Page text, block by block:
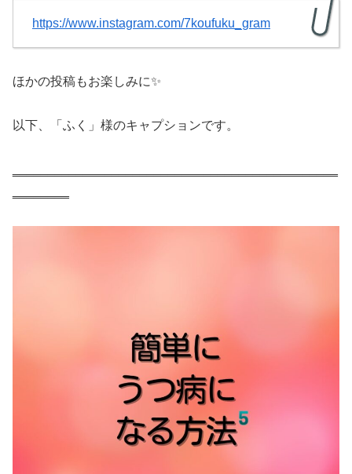
https://www.instagram.com/7koufuku_gram
ほかの投稿もお楽しみに✨
以下、「ふく」様のキャプションです。